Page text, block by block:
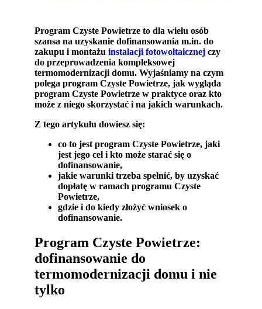
Program Czyste Powietrze to dla wielu osób
szansa na uzyskanie dofinansowania m.in. do
zakupu i montażuinstalacji fotowoltaicznej czy
do przeprowadzenia kompleksowej
termomodernizacji domu. Wyjaśniamy na czym
polega program Czyste Powietrze, jak wygląda
program Czyste Powietrze w praktyce oraz kto
może z niego skorzystać i na jakich warunkach.
Z tego artykułu dowiesz się:
co to jest program Czyste Powietrze, jaki
jest jego cel i kto może starać się o
dofinansowanie,
jakie warunki trzeba spełnić, by uzyskać
dopłatę w ramach programu Czyste
Powietrze,
gdzie i do kiedy złożyć wniosek o
dofinansowanie.
Program Czyste Powietrze:
dofinansowanie do
termomodernizacji domu i nie
tylko